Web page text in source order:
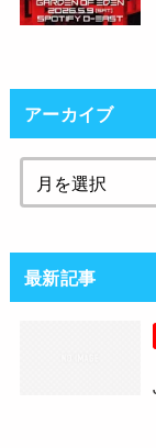
アーカイブ
最新記事